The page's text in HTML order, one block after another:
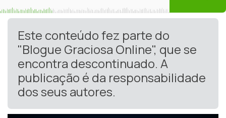
Este conteúdo fez parte do
"Blogue Graciosa Online", que se
encontra descontinuado. A
publicação é da responsabilidade
dos seus autores.